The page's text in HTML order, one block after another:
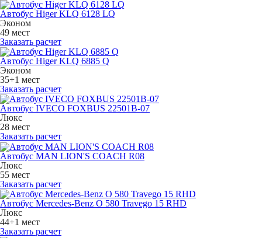
Автобус Higer KLQ 6128 LQ
Эконом
49 мест
Заказать расчет
Автобус Higer KLQ 6885 Q
Эконом
35+1 мест
Заказать расчет
Автобус IVECO FOXBUS 22501В-07
Люкс
28 мест
Заказать расчет
Автобус MAN LION'S COACH R08
Люкс
55 мест
Заказать расчет
Автобус Mercedes-Benz O 580 Travego 15 RHD
Люкс
44+1 мест
Заказать расчет